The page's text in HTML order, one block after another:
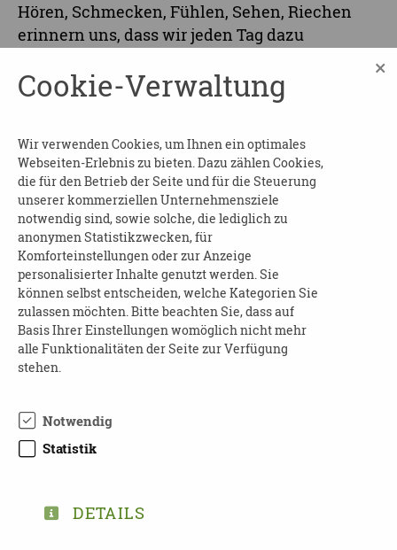
Hören, Schmecken, Fühlen, Sehen, Riechen
erinnern uns, dass wir jeden Tag dazu
Spass dabei
wird nicht zu kurz kommen. Wir freuen uns auf
KOSTEN
2,00 Euro
ANMELDUNG - AUSKÜNFTE
Aline Hoffmann und Kristin Schumann
Telefon: 0351 - 50 10 525
E-Mail:laubegast@volkssoli-dresden.de
Anmeldung erfoderlich!
Cookie-Verwaltung ×
Wir verwenden Cookies, um Ihnen ein optimales
Webseiten-Erlebnis zu bieten. Dazu zählen Cookies,
die für den Betrieb der Seite und für die Steuerung
unserer kommerziellen Unternehmensziele
notwendig sind, sowie solche, die lediglich zu
anonymen Statistikzwecken, für
Komforteinstellungen oder zur Anzeige
personalisierter Inhalte genutzt werden. Sie
können selbst entscheiden, welche Kategorien Sie
zulassen möchten. Bitte beachten Sie, dass auf
Basis Ihrer Einstellungen womöglich nicht mehr
alle Funktionalitäten der Seite zur Verfügung
stehen.
Notwendig
Statistik
DETAILS